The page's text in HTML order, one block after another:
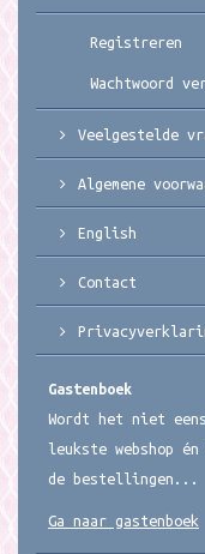
Registreren
Wachtwoord
Veelgestelde
Algemene
English
Contact
Gastenboek
Wordt het niet
leukste webshop
de bestellingen...
Ga naar gastenboek